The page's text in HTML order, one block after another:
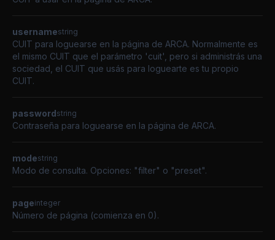
usernamestring
CUIT para loguearse en la página de ARCA. Normalmente es
el mismo CUIT que el parámetro 'cuit', pero si administrás una
sociedad, el CUIT que usás para loguearte es tu propio
CUIT.
passwordstring
Contraseña para loguearse en la página de ARCA.
modestring
Modo de consulta. Opciones: "filter" o "preset".
pageinteger
Número de página (comienza en 0).